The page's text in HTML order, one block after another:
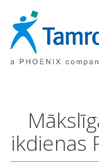
ikdienas